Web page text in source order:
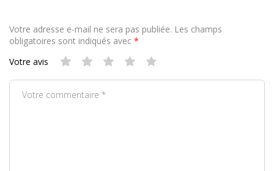
Votre adresse e-mail ne sera pas publiée. Les champs
obligatoires sont indiqués avec *
Votre avis